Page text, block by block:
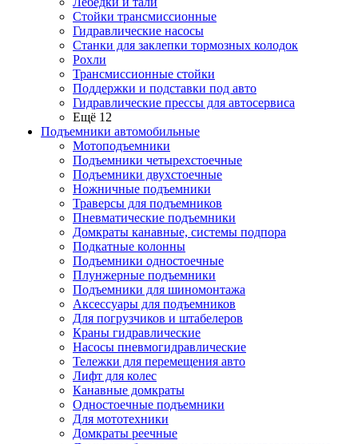
Стойки трансмиссионные
Гидравлические насосы
Cтанки для заклепки тормозных колодок
Рохли
Трансмиссионные стойки
Поддержки и подставки под авто
Гидравлические прессы для автосервиса
Ещё 12
Подъемники автомобильные
Мотоподъемники
Подъемники четырехстоечные
Подъемники двухстоечные
Ножничные подъемники
Траверсы для подъемников
Пневматические подъемники
Домкраты канавные, системы подпора
Подкатные колонны
Подъемники одностоечные
Плунжерные подъемники
Подъемники для шиномонтажа
Аксессуары для подъемников
Для погрузчиков и штабелеров
Краны гидравлические
Насосы пневмогидравлические
Тележки для перемещения авто
Лифт для колес
Канавные домкраты
Одностоечные подъемники
Для мототехники
Домкраты реечные